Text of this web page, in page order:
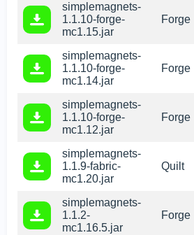
simplemagnets-
1.1.10-forge-
mc1.15.jar
Forge
simplemagnets-
1.1.10-forge-
mc1.14.jar
Forge
simplemagnets-
1.1.10-forge-
mc1.12.jar
Forge
simplemagnets-
1.1.9-fabric-
mc1.20.jar
Quilt
simplemagnets-
1.1.2-
mc1.16.5.jar
Forge